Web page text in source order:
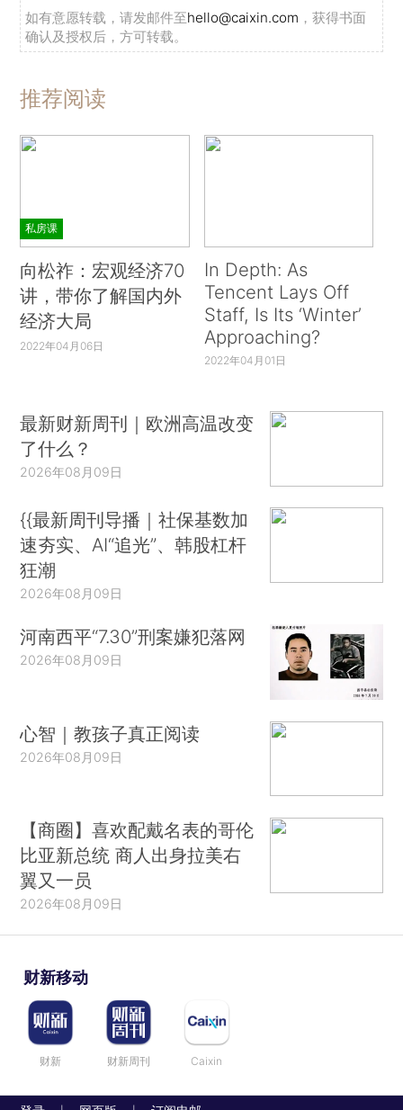
如有意愿转载，请发邮件至hello@caixin.com ，获得书面
确认及授权后，方可转载。
推荐阅读
私房课
向松祚：宏观经济70
讲，带你了解国内外
经济大局
2022年04月06日
In Depth: As
Tencent Lays Off
Staff, Is Its ‘Winter’
Approaching?
2022年04月01日
最新财新周刊｜欧洲高温改变
了什么？
2026年08月09日
{{最新周刊导播｜社保基数加
速夯实、AI“追光”、韩股杠杆
狂潮
2026年08月09日
河南西平“7.30”刑案嫌犯落网
2026年08月09日
心智｜教孩子真正阅读
2026年08月09日
【商圈】喜欢配戴名表的哥伦
比亚新总统 商人出身拉美右
翼又一员
2026年08月09日
财新移动
财新 财新周刊 Caixin